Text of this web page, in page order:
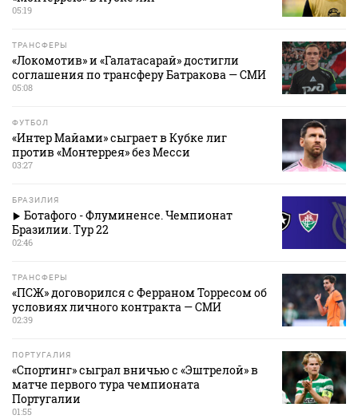
05:19
ТРАНСФЕРЫ
«Локомотив» и «Галатасарай» достигли
соглашения по трансферу Батракова — СМИ
05:08
ФУТБОЛ
«Интер Майами» сыграет в Кубке лиг
против «Монтеррея» без Месси
03:27
БРАЗИЛИЯ
Ботафого - Флуминенсе. Чемпионат
Бразилии. Тур 22
02:46
ТРАНСФЕРЫ
«ПСЖ» договорился с Ферраном Торресом об
условиях личного контракта — СМИ
02:39
ПОРТУГАЛИЯ
«Спортинг» сыграл вничью с «Эштрелой» в
матче первого тура чемпионата
Португалии
01:55